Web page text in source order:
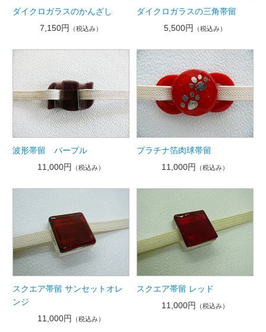
ダイクロガラスのかんざし
7,150円
（税込み）
ダイクロガラスの三角帯留
5,500円
（税込み）
波形帯留 パープル
11,000円 （税込み）
プラチナ箔肉球帯留
11,000円
（税込み）
スクエア帯留 サンセットオレ
ンジ
11,000円
（税込み）
スクエア帯留 レッド
11,000円
（税込み）